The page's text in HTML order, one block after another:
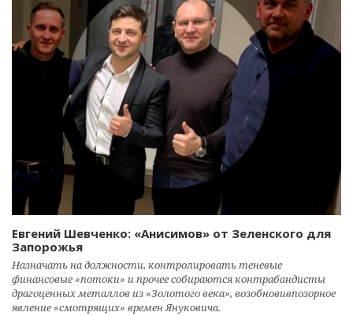
Евгений Шевченко: «Анисимов» от Зеленского для
Запорожья
Назначать на должности, контролировать теневые
финансовые «потоки» и прочее собираются контрабандисты
драгоценных металлов из «Золотого века», возобновивпозорное
явление «смотрящих» времен Януковича.